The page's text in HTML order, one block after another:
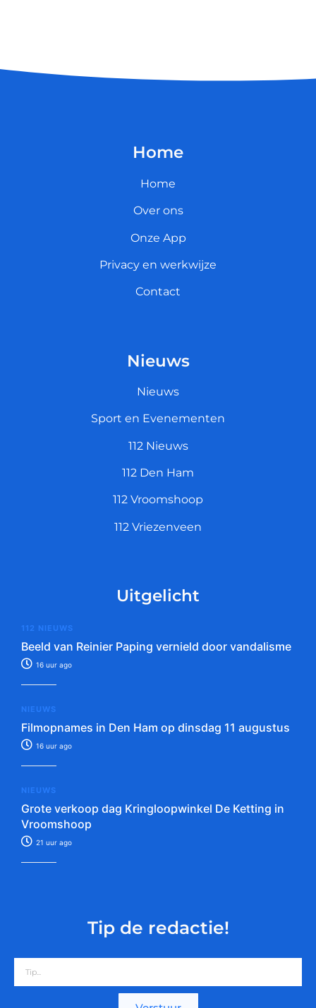
Home
Home
Over ons
Onze App
Privacy en werkwijze
Contact
Nieuws
Nieuws
Sport en Evenementen
112 Nieuws
112 Den Ham
112 Vroomshoop
112 Vriezenveen
Uitgelicht
112 NIEUWS
Beeld van Reinier Paping vernield door vandalisme
16 uur ago
NIEUWS
Filmopnames in Den Ham op dinsdag 11 augustus
16 uur ago
NIEUWS
Grote verkoop dag Kringloopwinkel De Ketting in
Vroomshoop
21 uur ago
Tip de redactie!